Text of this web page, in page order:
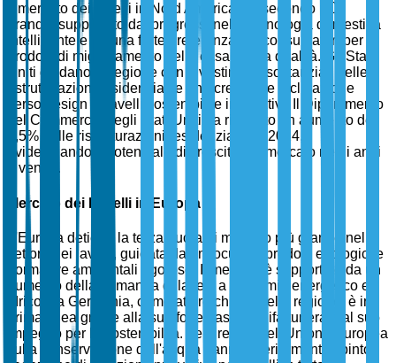
Il mercato dei lavelli in Nord America è il secondo più
grande, supportato dai progressi nella tecnologia domestica
intelligente e da una forte preferenza dei consumatori per
prodotti di miglioramento della casa di alta qualità. Gli Stati
Uniti guidano la regione con investimenti sostanziali nelle
ristrutturazioni residenziali e una crescente inclinazione
verso design di lavelli sostenibili e innovativi. Il Dipartimento
del Commercio degli Stati Uniti ha riportato un aumento del
5,5% nelle ristrutturazioni residenziali nel 2024,
evidenziando il potenziale di crescita del mercato negli anni
a venire.
Mercato dei Lavelli in Europa
L'Europa detiene la terza quota di mercato più grande nel
settore dei lavelli, guidata da un focus su prodotti ecologici e
normative ambientali rigorose. Il mercato è supportato da un
aumento della domanda di lavelli a risparmio energetico e
idrico. La Germania, come attore chiave nella regione, è in
prima linea grazie alla sua forte base manifatturiera e al suo
impegno per la sostenibilità. Le direttive dell'Unione Europea
sulla conservazione dell'acqua hanno ulteriormente spinto